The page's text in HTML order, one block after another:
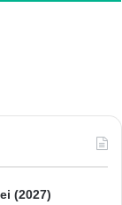
(2027)